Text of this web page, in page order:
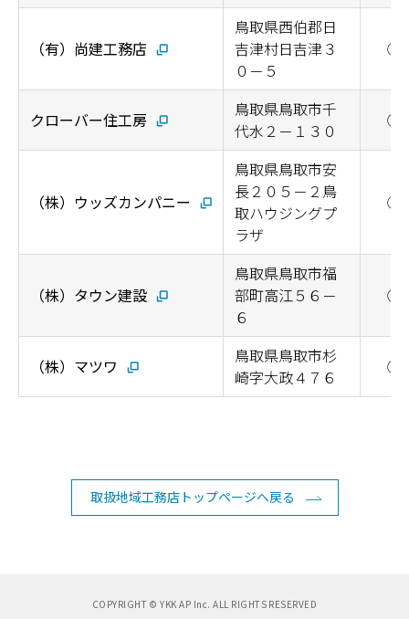
（有）尚建工務店
鳥取県西伯郡日
吉津村日吉津３
０－５
◯
クローバー住工房
鳥取県鳥取市千
代水２－１３０
◯
（株）ウッズカンパニー
鳥取県鳥取市安
長２０５－２鳥
取ハウジングプ
ラザ
◯
（株）タウン建設
鳥取県鳥取市福
部町高江５６－
６
◯
（株）マツワ
鳥取県鳥取市杉
崎字大政４７６
◯
取扱地域工務店トップページへ戻る
COPYRIGHT © YKK AP Inc. ALL RIGHTS RESERVED